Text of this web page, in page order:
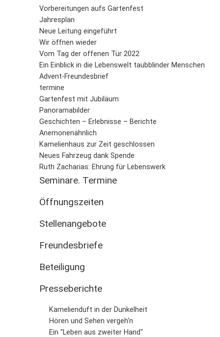
Vorbereitungen aufs Gartenfest
Jahresplan
Neue Leitung eingeführt
Wir öffnen wieder
Vom Tag der offenen Tür 2022
Ein Einblick in die Lebenswelt taubblinder Menschen
Advent-Freundesbrief
termine
Gartenfest mit Jubiläum
Panoramabilder
Geschichten – Erlebnisse – Berichte
Anemonenähnlich
Kamelienhaus zur Zeit geschlossen
Neues Fahrzeug dank Spende
Ruth Zacharias: Ehrung für Lebenswerk
Seminare. Termine
Öffnungszeiten
Stellenangebote
Freundesbriefe
Beteiligung
Presseberichte
Kamelienduft in der Dunkelheit
Hören und Sehen vergeh‘n
Ein "Leben aus zweiter Hand"